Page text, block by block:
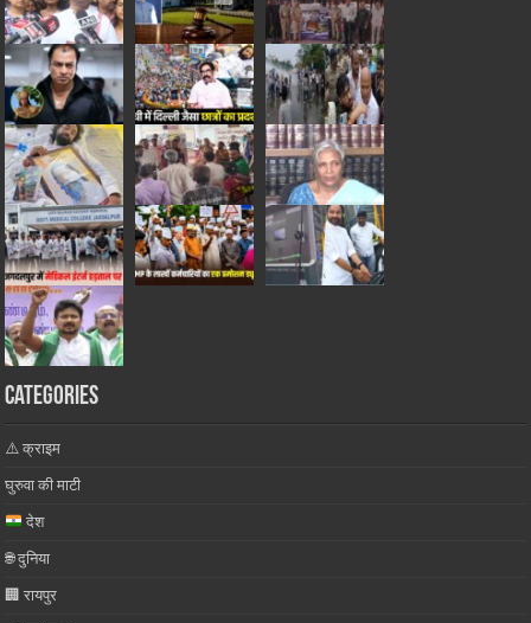
Categories
⚠️ क्राइम
घुरुवा की माटी
देश
🌐 दुनिया
🏢 रायपुर